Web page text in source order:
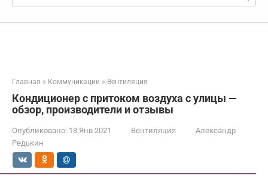
Главная » Коммуникации » Вентиляция
Кондиционер с притоком воздуха с улицы —
обзор, производители и отзывы
Опубликовано: 13 Янв 2021 Вентиляция
Александр
Редькин